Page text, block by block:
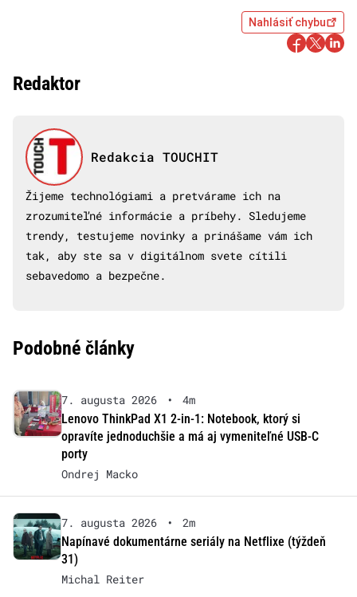
Nahlásiť chybu
Redaktor
Redakcia TOUCHIT
Žijeme technológiami a pretvárame ich na
zrozumiteľné informácie a príbehy. Sledujeme
trendy, testujeme novinky a prinášame vám ich
tak, aby ste sa v digitálnom svete cítili
sebavedomo a bezpečne.
Podobné články
7. augusta 2026 •
4m
Lenovo ThinkPad X1 2-in-1: Notebook, ktorý si
opravíte jednoduchšie a má aj vymeniteľné USB-C
porty
Ondrej Macko
7. augusta 2026 •
2m
Napínavé dokumentárne seriály na Netflixe (týždeň
31)
Michal Reiter